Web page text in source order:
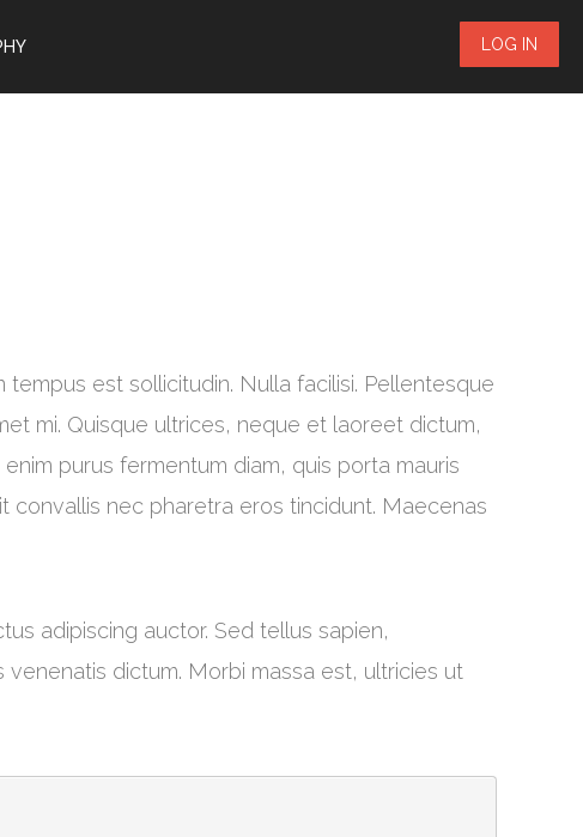
est sollicitudin. Nulla facilisi. Pellentesque
mi. Quisque ultrices, neque et laoreet dictum,
purus fermentum diam, quis porta mauris
convallis nec pharetra eros tincidunt. Maecenas
adipiscing auctor. Sed tellus sapien,
dictum. Morbi massa est, ultricies ut
LOG IN